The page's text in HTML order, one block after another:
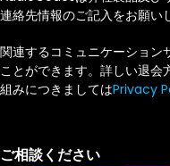
連絡先情報のご記入をお願い
関連するコミュニケーション
ことができます。詳しい退会
組みにつきましてはPrivacy